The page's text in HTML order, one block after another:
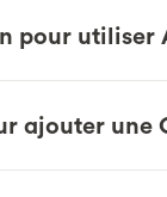
pour utiliser
ajouter une